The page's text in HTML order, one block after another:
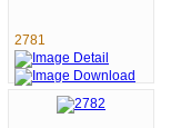
2781